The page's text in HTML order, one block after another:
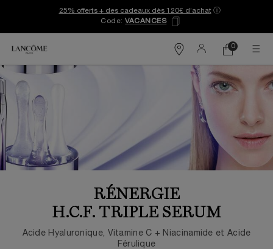
25% offerts + des cadeaux dès 120€ d’achat ⓘ
Code:VACANCES
Trouver
boutique
Mon
0
0 produit
RÉNERGIE
H.C.F. TRIPLE SERUM
Acide Hyaluronique, Vitamine C + Niacinamide et Acide
Férulique